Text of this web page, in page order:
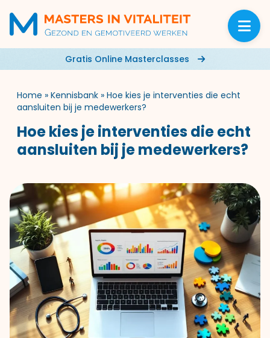
Gratis Online Masterclasses
Home » Kennisbank » Hoe kies je interventies die echt
aansluiten bij je medewerkers?
Hoe kies je interventies die echt
aansluiten bij je medewerkers?